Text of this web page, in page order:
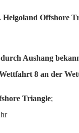
Helgoland Offshore
Aushang
8 an der
Triangle;